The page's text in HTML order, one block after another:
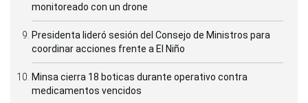
monitoreado con un drone
Presidenta lideró sesión del Consejo de Ministros para
coordinar acciones frente a El Niño
Minsa cierra 18 boticas durante operativo contra
medicamentos vencidos